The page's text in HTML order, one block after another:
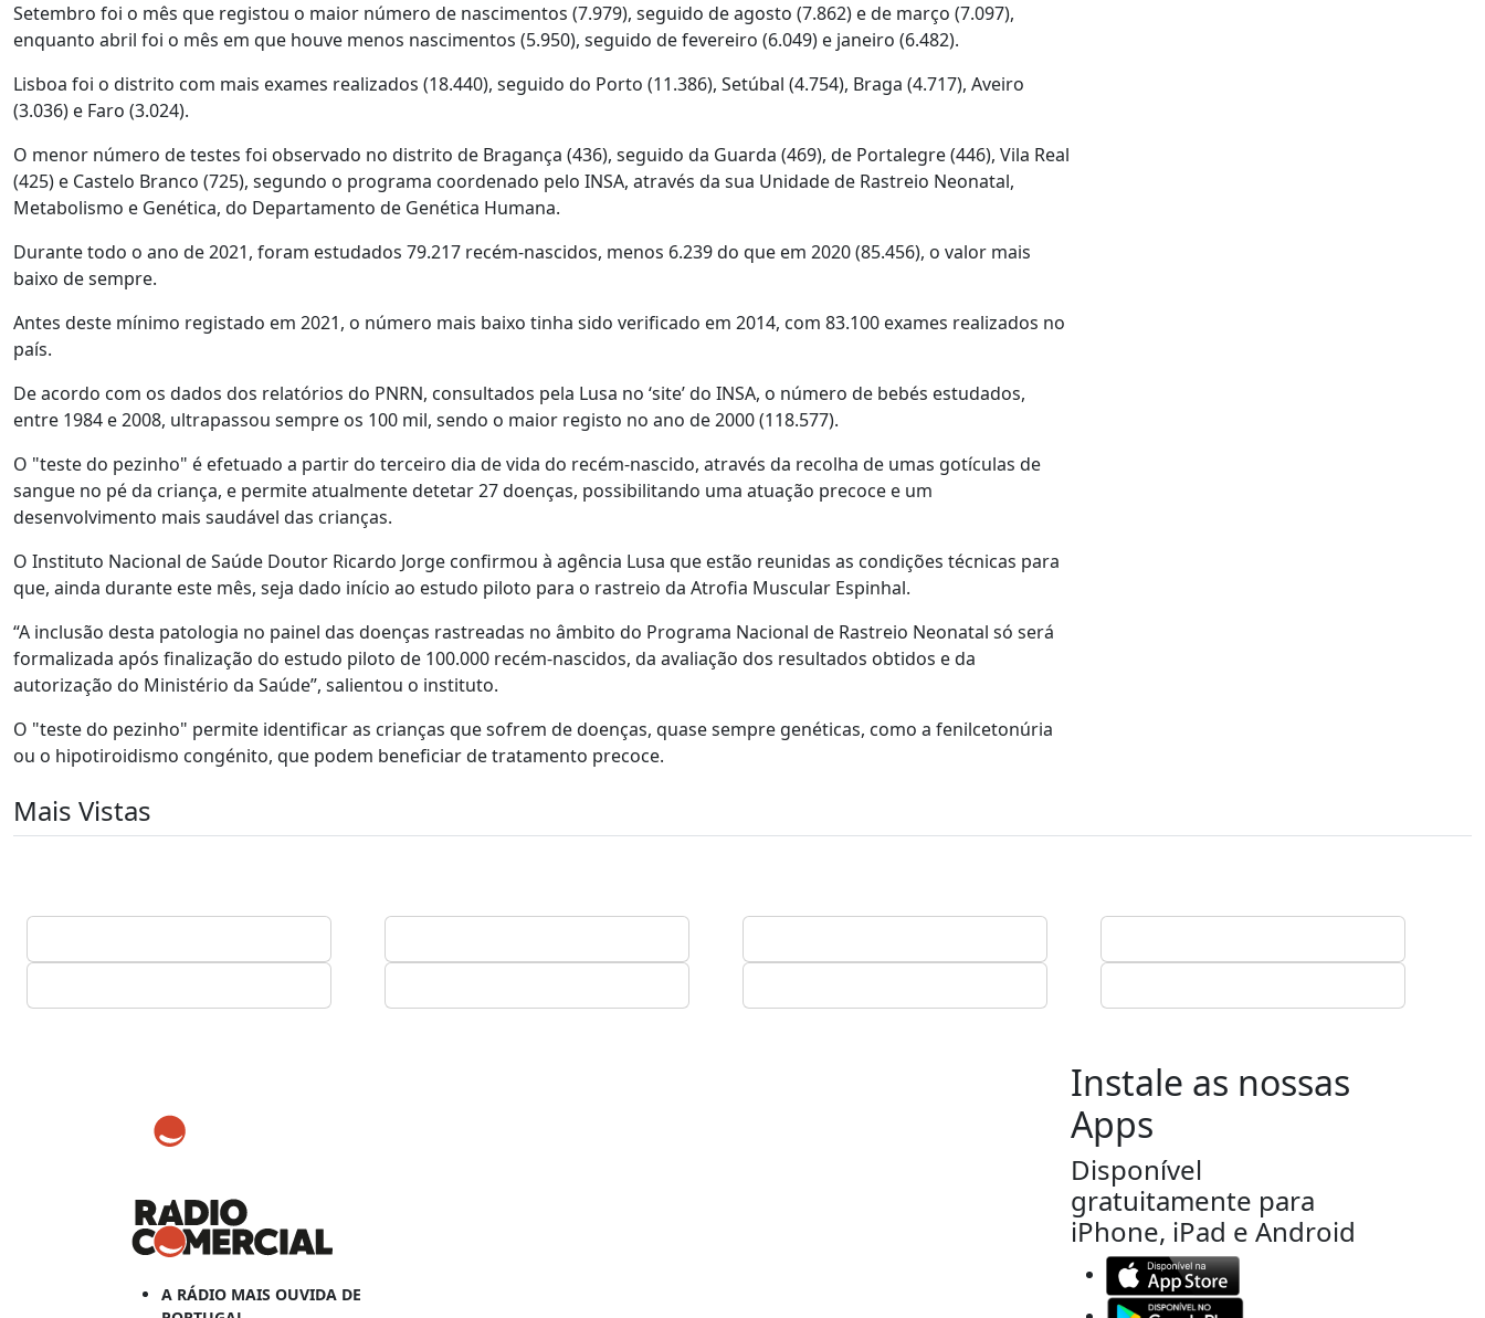
Setembro foi o mês que registou o maior número de nascimentos (7.979), seguido de agosto (7.862) e de março (7.097),
enquanto abril foi o mês em que houve menos nascimentos (5.950), seguido de fevereiro (6.049) e janeiro (6.482).
Lisboa foi o distrito com mais exames realizados (18.440), seguido do Porto (11.386), Setúbal (4.754), Braga (4.717), Aveiro
(3.036) e Faro (3.024).
O menor número de testes foi observado no distrito de Bragança (436), seguido da Guarda (469), de Portalegre (446), Vila Real
(425) e Castelo Branco (725), segundo o programa coordenado pelo INSA, através da sua Unidade de Rastreio Neonatal,
Metabolismo e Genética, do Departamento de Genética Humana.
Durante todo o ano de 2021, foram estudados 79.217 recém-nascidos, menos 6.239 do que em 2020 (85.456), o valor mais
baixo de sempre.
Antes deste mínimo registado em 2021, o número mais baixo tinha sido verificado em 2014, com 83.100 exames realizados no
país.
De acordo com os dados dos relatórios do PNRN, consultados pela Lusa no ‘site’ do INSA, o número de bebés estudados,
entre 1984 e 2008, ultrapassou sempre os 100 mil, sendo o maior registo no ano de 2000 (118.577).
O "teste do pezinho" é efetuado a partir do terceiro dia de vida do recém-nascido, através da recolha de umas gotículas de
sangue no pé da criança, e permite atualmente detetar 27 doenças, possibilitando uma atuação precoce e um
desenvolvimento mais saudável das crianças.
O Instituto Nacional de Saúde Doutor Ricardo Jorge confirmou à agência Lusa que estão reunidas as condições técnicas para
que, ainda durante este mês, seja dado início ao estudo piloto para o rastreio da Atrofia Muscular Espinhal.
“A inclusão desta patologia no painel das doenças rastreadas no âmbito do Programa Nacional de Rastreio Neonatal só será
formalizada após finalização do estudo piloto de 100.000 recém-nascidos, da avaliação dos resultados obtidos e da
autorização do Ministério da Saúde”, salientou o instituto.
O "teste do pezinho" permite identificar as crianças que sofrem de doenças, quase sempre genéticas, como a fenilcetonúria
ou o hipotiroidismo congénito, que podem beneficiar de tratamento precoce.
Mais Vistas
A RÁDIO MAIS OUVIDA DE
Instale as nossas
Apps
Disponível
gratuitamente para
iPhone, iPad e Android